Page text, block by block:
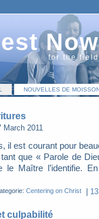
Now
for the
NOUVELLES DE
March 2011
il est courant pour
que « Parole de
le Maître l’identifie.
Centering on Christ|
culpabilité